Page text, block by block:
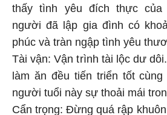
thấy tình yêu đích thực của
người đã lập gia đình có
phúc và tràn ngập tình yêu
Tài vận: Vận trình tài lộc dư
làm ăn đều tiến triển tốt
người tuổi này sự thoải mái
Cẩn trọng: Đừng quá rập